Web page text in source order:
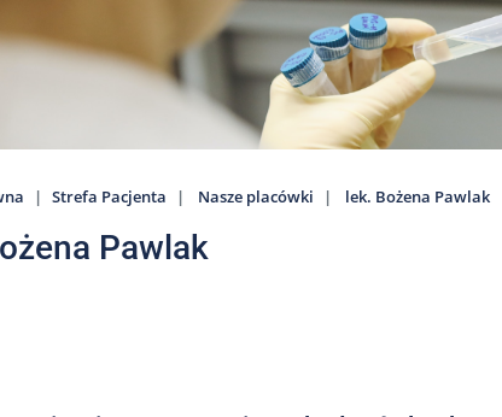
Strefa Pacjenta Nasze placówki lek. Bożena Pawlak
Pawlak